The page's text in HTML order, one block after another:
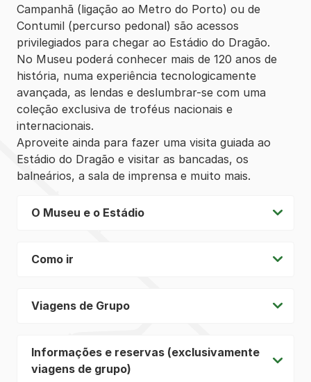
Campanhã (ligação ao Metro do Porto) ou de
Contumil (percurso pedonal) são acessos
privilegiados para chegar ao Estádio do Dragão.
No Museu poderá conhecer mais de 120 anos de
história, numa experiência tecnologicamente
avançada, as lendas e deslumbrar-se com uma
coleção exclusiva de troféus nacionais e
internacionais.
Aproveite ainda para fazer uma visita guiada ao
Estádio do Dragão e visitar as bancadas, os
balneários, a sala de imprensa e muito mais.
O Museu e o Estádio
Como ir
Viagens de Grupo
Informações e reservas (exclusivamente
viagens de grupo)